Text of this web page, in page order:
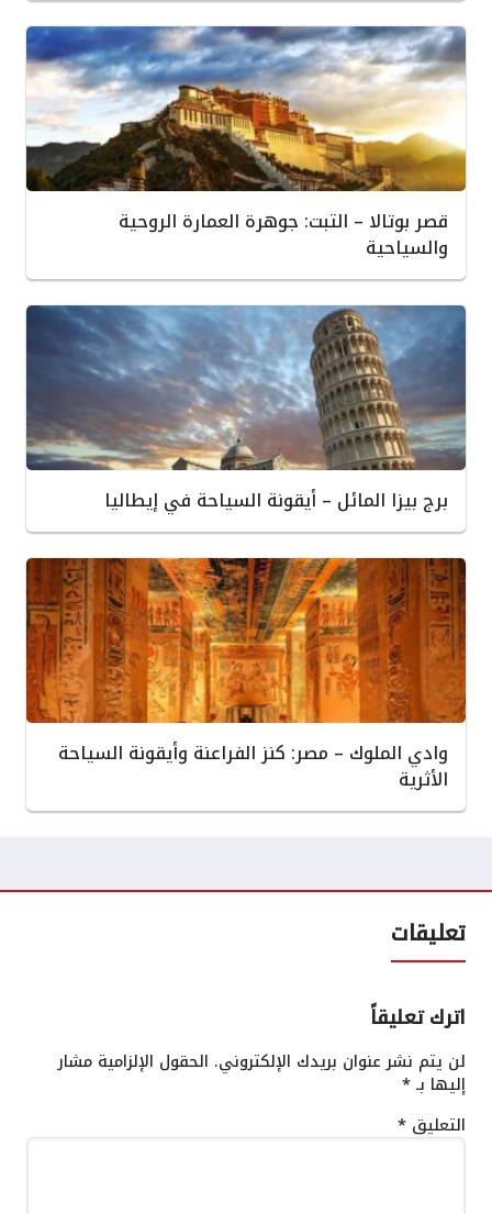
قصر بوتالا – التبت: جوهرة العمارة الروحية
والسياحية
برج بيزا المائل – أيقونة السياحة في إيطاليا
وادي الملوك – مصر: كنز الفراعنة وأيقونة السياحة
الأثرية
تعليقات
اترك تعليقاً
لن يتم نشر عنوان بريدك الإلكتروني. الحقول الإلزامية مشار
إليها بـ*
التعليق *